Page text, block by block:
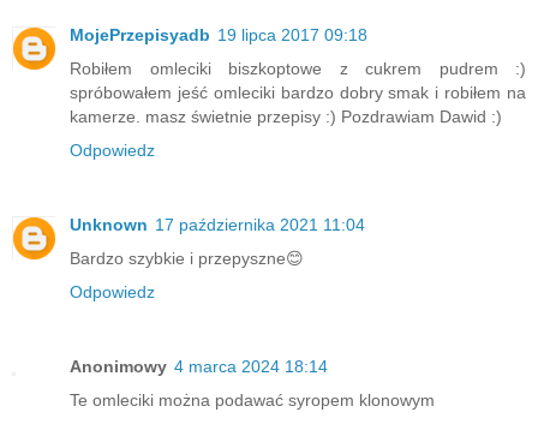
MojePrzepisyadb 19 lipca 2017 09:18
Robiłem omleciki biszkoptowe z cukrem pudrem :)
spróbowałem jeść omleciki bardzo dobry smak i robiłem na
kamerze. masz świetnie przepisy :) Pozdrawiam Dawid :)
Odpowiedz
Unknown 17 października 2021 11:04
Bardzo szybkie i przepyszne😊
Odpowiedz
Anonimowy 4 marca 2024 18:14
Te omleciki można podawać syropem klonowym